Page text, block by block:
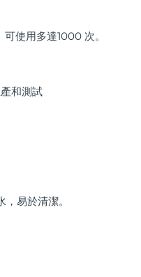
使用多達1000 次。
和測試
易於清潔。